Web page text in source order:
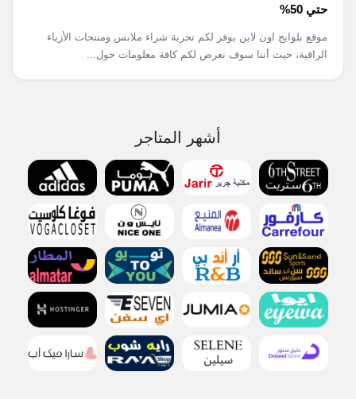
حتي 50%
موقع بلوايج اون لاين يوفر لكم تجربة شراء ملابس ومنتجات الأزياء
الراقية، حيث أننا سوف نعرض لكم كافة معلومات حول...
أشهر المتاجر